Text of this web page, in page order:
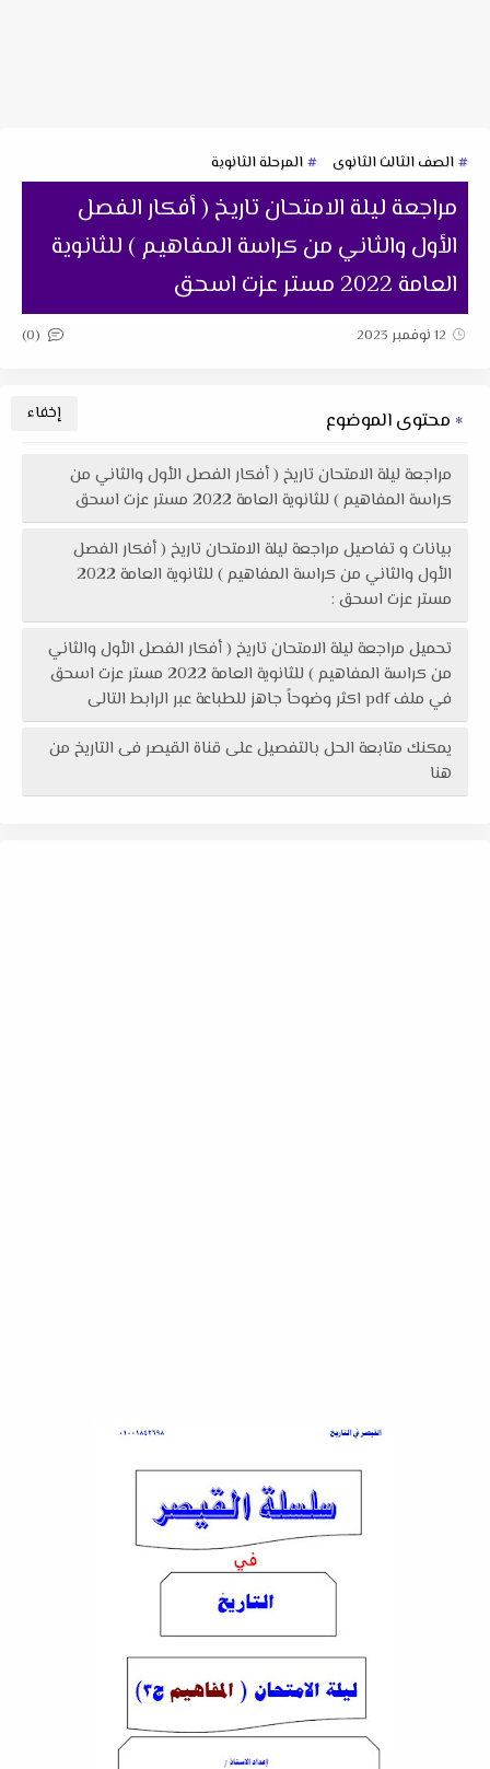
الصف الثالث الثانوى المرحلة الثانوية
مراجعة ليلة الامتحان تاريخ ( أفكار الفصل
الأول والثاني من كراسة المفاهيم ) للثانوية
العامة 2022 مستر عزت اسحق
12 نوفمبر 2023 (0)
محتوى الموضوع
مراجعة ليلة الامتحان تاريخ ( أفكار الفصل الأول والثاني من
كراسة المفاهيم ) للثانوية العامة 2022 مستر عزت اسحق
بيانات و تفاصيل مراجعة ليلة الامتحان تاريخ ( أفكار الفصل
الأول والثاني من كراسة المفاهيم ) للثانوية العامة 2022
مستر عزت اسحق :
تحميل مراجعة ليلة الامتحان تاريخ ( أفكار الفصل الأول والثاني
من كراسة المفاهيم ) للثانوية العامة 2022 مستر عزت اسحق
في ملف pdf اكثر وضوحاً جاهز للطباعة عبر الرابط التالى
يمكنك متابعة الحل بالتفصيل على قناة القيصر فى التاريخ من
هنا